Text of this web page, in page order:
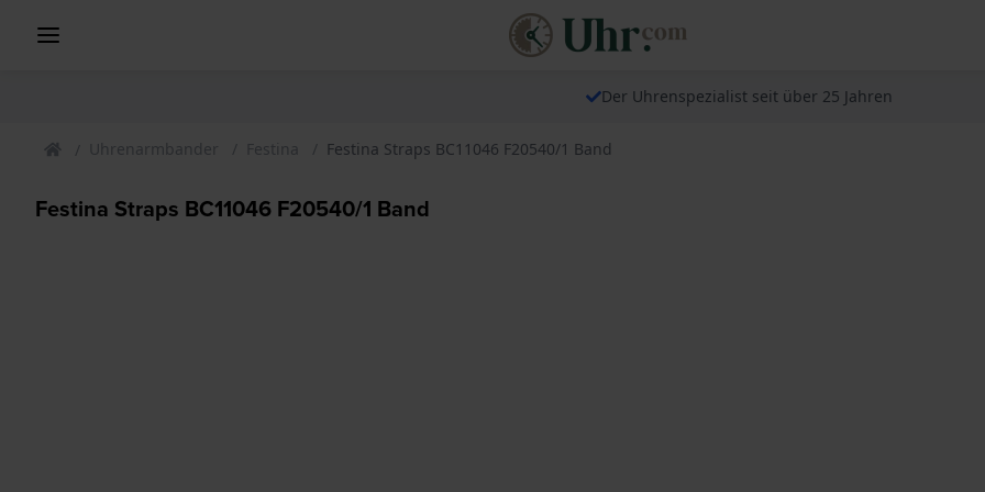
Der Uhrenspezialist seit über 25 Jahren
Uhrenarmbander Festina Festina Straps BC11046 F20540/1 Band
Festina Straps BC11046 F20540/1 Band